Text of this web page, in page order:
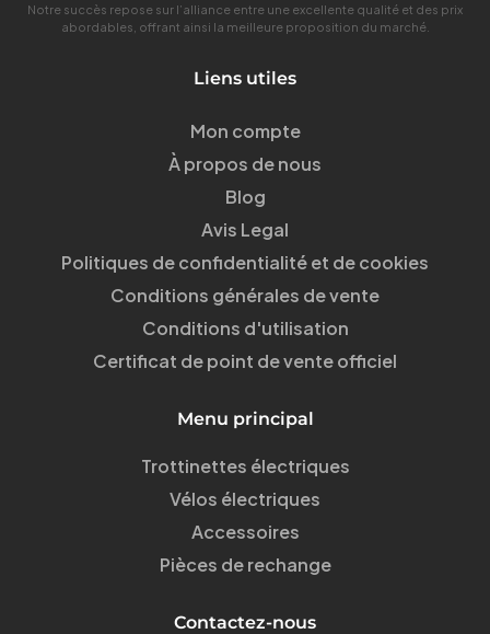
Notre succès repose sur l’alliance entre une excellente qualité et des prix
abordables, offrant ainsi la meilleure proposition du marché.
Liens utiles
Mon compte
À propos de nous
Blog
Avis Legal
Politiques de confidentialité et de cookies
Conditions générales de vente
Conditions d'utilisation
Certificat de point de vente officiel
Menu principal
Trottinettes électriques
Vélos électriques
Accessoires
Pièces de rechange
Contactez-nous